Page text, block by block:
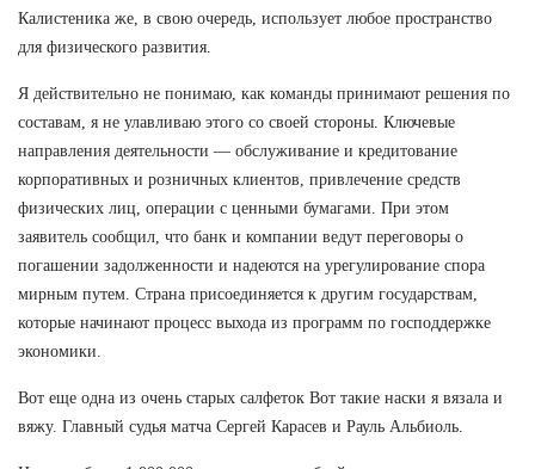
Калистеника же, в свою очередь, использует любое пространство
для физического развития.
Я действительно не понимаю, как команды принимают решения по
составам, я не улавливаю этого со своей стороны. Ключевые
направления деятельности — обслуживание и кредитование
корпоративных и розничных клиентов, привлечение средств
физических лиц, операции с ценными бумагами. При этом
заявитель сообщил, что банк и компании ведут переговоры о
погашении задолженности и надеются на урегулирование спора
мирным путем. Страна присоединяется к другим государствам,
которые начинают процесс выхода из программ по господдержке
экономики.
Вот еще одна из очень старых салфеток Вот такие наски я вязала и
вяжу. Главный судья матча Сергей Карасев и Рауль Альбиоль.